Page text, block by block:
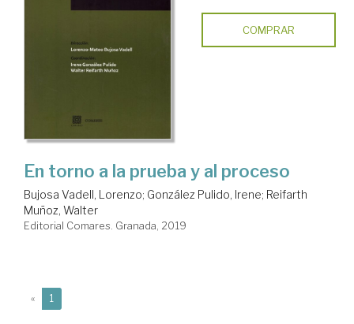
COMPRAR
En torno a la prueba y al proceso
Bujosa Vadell, Lorenzo; González Pulido, Irene; Reifarth
Muñoz, Walter
Editorial Comares. Granada, 2019
« 1